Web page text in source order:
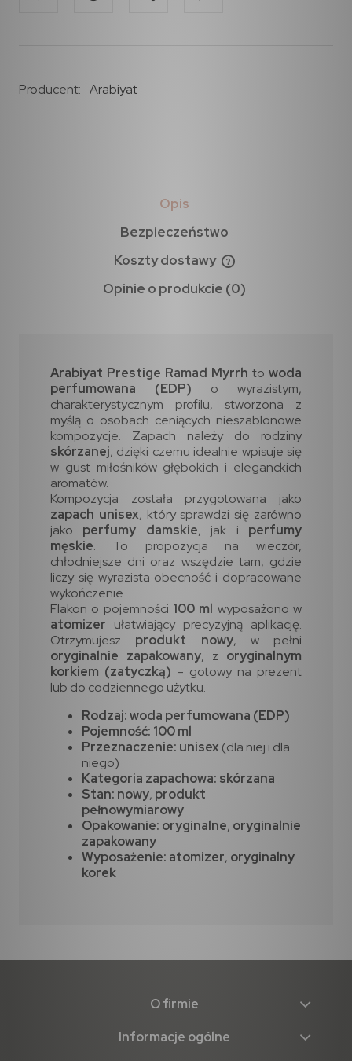
Producent: Arabiyat
Opis
Bezpieczeństwo
Koszty dostawy
Opinie o produkcie (0)
Arabiyat Prestige Ramad Myrrh to woda
perfumowana (EDP) o wyrazistym,
charakterystycznym profilu, stworzona z
myślą o osobach ceniących nieszablonowe
kompozycje. Zapach należy do rodziny
skórzanej, dzięki czemu idealnie wpisuje się
w gust miłośników głębokich i eleganckich
aromatów.
Kompozycja została przygotowana jako
zapach unisex, który sprawdzi się zarówno
jako perfumy damskie, jak i perfumy
męskie. To propozycja na wieczór,
chłodniejsze dni oraz wszędzie tam, gdzie
liczy się wyrazista obecność i dopracowane
wykończenie.
Flakon o pojemności 100 ml wyposażono w
atomizer ułatwiający precyzyjną aplikację.
Otrzymujesz produkt nowy, w pełni
oryginalnie zapakowany, z oryginalnym
korkiem (zatyczką) – gotowy na prezent
lub do codziennego użytku.
Rodzaj:woda perfumowana (EDP)
Pojemność: 100 ml
Przeznaczenie: unisex (dla niej i dla
niego)
Kategoria zapachowa: skórzana
Stan: nowy, produkt
pełnowymiarowy
Opakowanie: oryginalne, oryginalnie
zapakowany
Wyposażenie: atomizer, oryginalny
korek
O firmie
Informacje ogólne